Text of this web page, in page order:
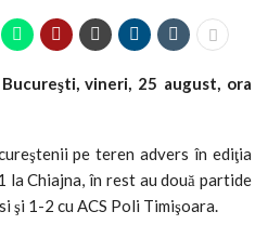
vineri, 25 august, ora
pe teren advers în ediţia
Chiajna, în rest au două partide
şi 1-2 cu ACS Poli Timişoara.